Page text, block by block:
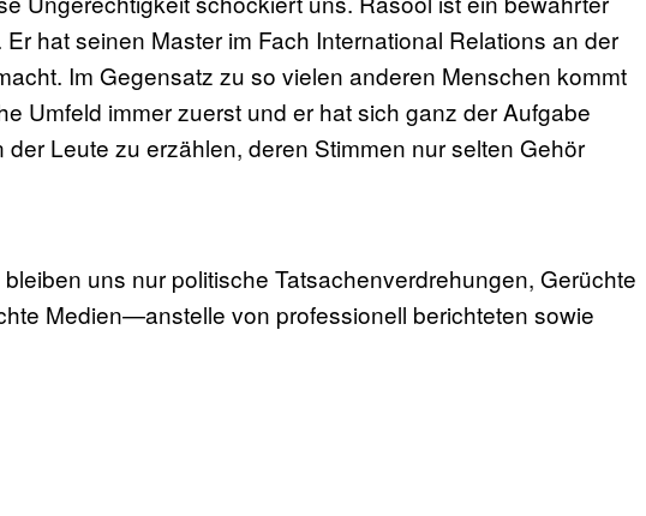
hat seinen Master im Fach International Relations an der
Im Gegensatz zu so vielen anderen Menschen kommt
Umfeld immer zuerst und er hat sich ganz der Aufgabe
Leute zu erzählen, deren Stimmen nur selten Gehör
uns nur politische Tatsachenverdrehungen, Gerüchte
Medien—anstelle von professionell berichteten sowie